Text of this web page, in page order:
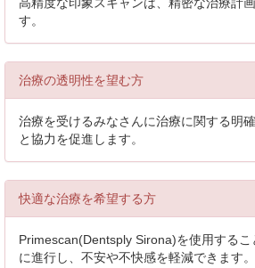
す。
治療の透明性を望む方
治療を受けるみなさんに治療に関する明
と協力を促進します。
快適な治療を希望する方
Primescan(Dentsply Sirona)を使用する
に進行し、不安や不快感を軽減できます。